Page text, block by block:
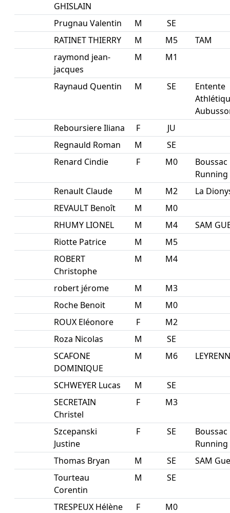
GHISLAIN
Prugnau Valentin M
SE
RATINET THIERRY
M M5
TAM
raymond jean-
jacques
M M1
Raynaud Quentin M SE
Entente
Reboursiere Iliana
F
JU
Regnauld Roman
M
SE
Renard Cindie
F M0
Boussac
Running
Renault Claude
M M2
La
REVAULT Benoît
M
M0
RHUMY LIONEL
M M4
SAM
Riotte Patrice
M
M5
ROBERT
Christophe
M M4
robert jérome M
M3
Roche Benoit
M
M0
ROUX Eléonore
F
M2
Roza Nicolas
M
SE
SCAFONE
DOMINIQUE
M M6
SCHWEYER Lucas M
SE
SECRETAIN
Christel
F M3
Szcepanski
Justine
F SE
Boussac
Running
Thomas Bryan
M SE
SAM
Tourteau
Corentin
M SE
TRESPEUX Hélène F
M0